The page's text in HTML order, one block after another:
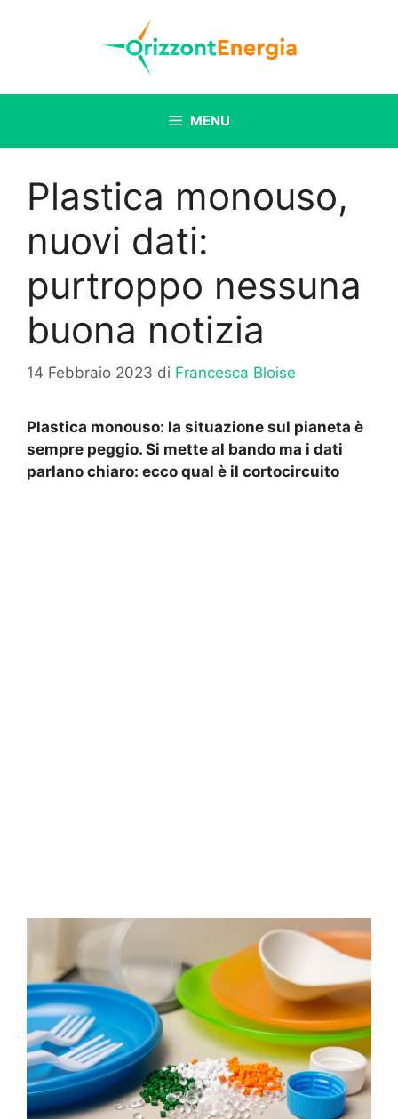
MENU
Plastica monouso,
nuovi dati:
purtroppo nessuna
buona notizia
14 Febbraio 2023 di Francesca Bloise
Plastica monouso: la situazione sul pianeta è
sempre peggio. Si mette al bando ma i dati
parlano chiaro: ecco qual è il cortocircuito